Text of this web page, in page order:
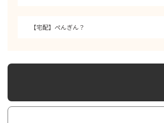
【宅配】ぺんぎん？